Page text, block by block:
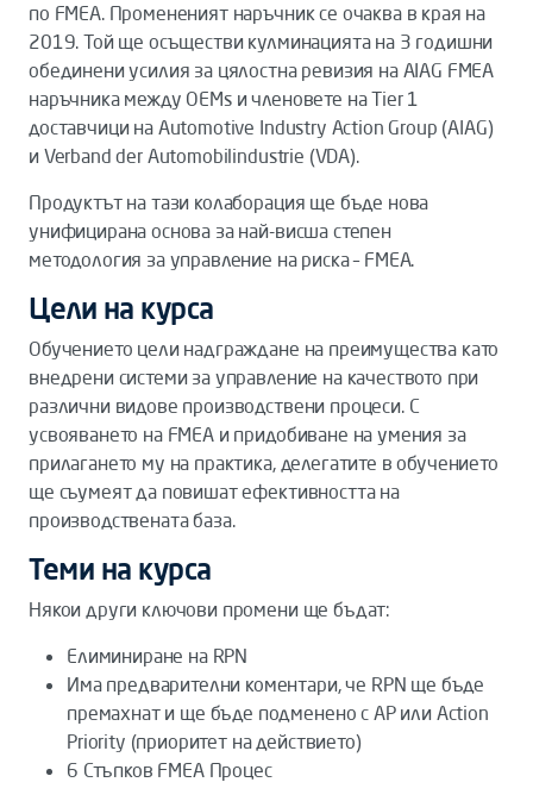
по FMEA. Промененият наръчник се очаква в края на
2019. Той ще осъществи кулминацията на 3 годишни
обединени усилия за цялостна ревизия на AIAG FMEA
наръчника между OEMs и членовете на Tier 1
доставчици на Automotive Industry Action Group (AIAG)
и Verband der Automobilindustrie (VDA).
Продуктът на тази колаборация ще бъде нова
унифицирана основа за най-висша степен
методология за управление на риска – FMEA.
Цели на курса
Обучението цели надграждане на преимущества като
внедрени системи за управление на качеството при
различни видове производствени процеси. С
усвояването на FMEA и придобиване на умения за
прилагането му на практика, делегатите в обучението
ще съумеят да повишат ефективността на
производствената база.
Теми на курса
Някои други ключови промени ще бъдат:
Елиминиране на RPN
Има предварителни коментари, че RPN ще бъде
премахнат и ще бъде подменено с AP или Action
Priority (приоритет на действието)
6 Стъпков FMEA Процес